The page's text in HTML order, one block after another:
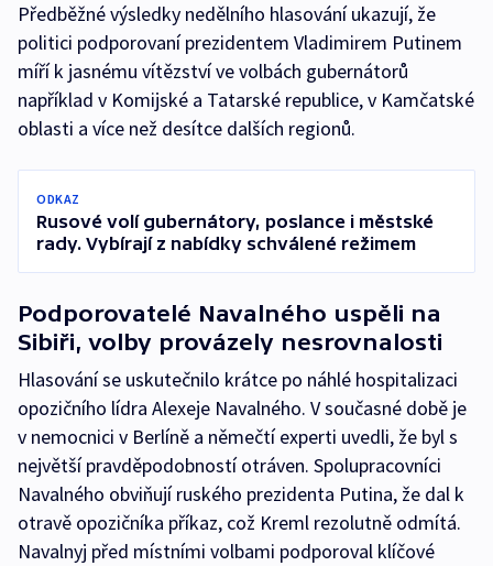
Předběžné výsledky nedělního hlasování ukazují, že
politici podporovaní prezidentem Vladimirem Putinem
míří k jasnému vítězství ve volbách gubernátorů
například v Komijské a Tatarské republice, v Kamčatské
oblasti a více než desítce dalších regionů.
ODKAZ
Rusové volí gubernátory, poslance i městské
rady. Vybírají z nabídky schválené režimem
Podporovatelé Navalného uspěli na
Sibiři, volby provázely nesrovnalosti
Hlasování se uskutečnilo krátce po náhlé hospitalizaci
opozičního lídra Alexeje Navalného. V současné době je
v nemocnici v Berlíně a němečtí experti uvedli, že byl s
největší pravděpodobností otráven. Spolupracovníci
Navalného obviňují ruského prezidenta Putina, že dal k
otravě opozičníka příkaz, což Kreml rezolutně odmítá.
Navalnyj před místními volbami podporoval klíčové